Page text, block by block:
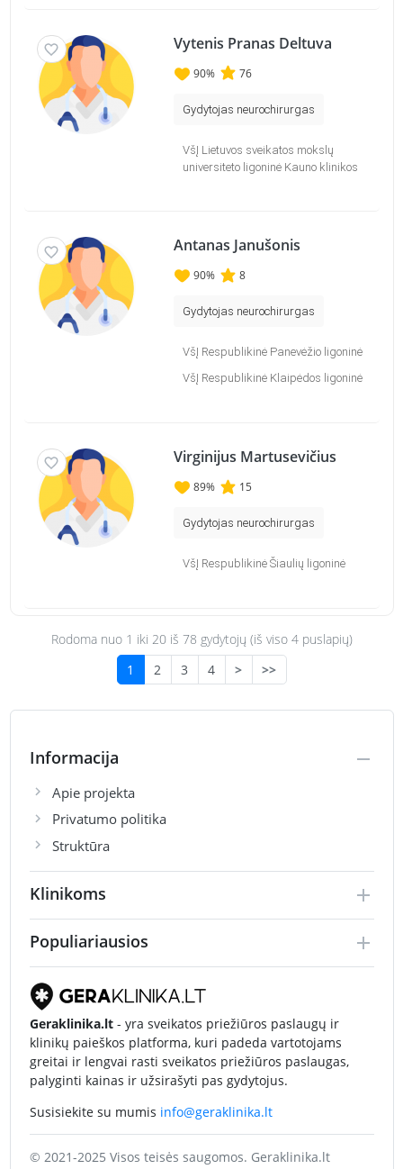
Vytenis Pranas Deltuva
90% 76
Gydytojas neurochirurgas
VšĮ Lietuvos sveikatos mokslų
universiteto ligoninė Kauno klinikos
Antanas Janušonis
90% 8
Gydytojas neurochirurgas
VšĮ Respublikinė Panevėžio ligoninė
VšĮ Respublikinė Klaipėdos ligoninė
Virginijus Martusevičius
89% 15
Gydytojas neurochirurgas
VšĮ Respublikinė Šiaulių ligoninė
Rodoma nuo 1 iki 20iš 78 gydytojų (iš viso 4 puslapių)
1
2 3 4 > >>
Informacija
Apie projekta
Privatumo politika
Struktūra
Klinikoms
Populiariausios
Geraklinika.lt- yra sveikatos priežiūros paslaugų ir
klinikų paieškos platforma, kuri padeda vartotojams
greitai ir lengvai rasti sveikatos priežiūros paslaugas,
palyginti kainas ir užsirašyti pas gydytojus.
Susisiekite su mumis info@geraklinika.lt
© 2021-2025 Visos teisės saugomos. Geraklinika.lt